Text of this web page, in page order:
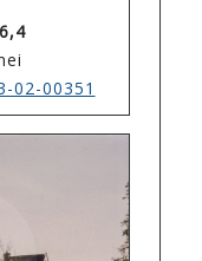
02-00351